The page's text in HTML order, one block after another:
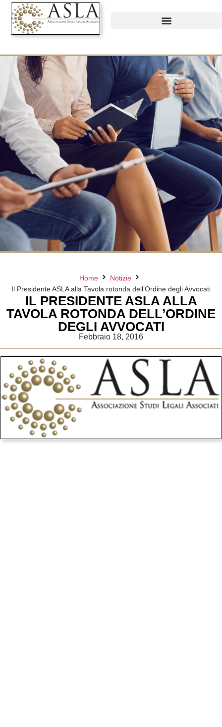
Home
Notizie
Il Presidente ASLA alla Tavola rotonda dell’Ordine degli Avvocati
IL PRESIDENTE ASLA ALLA
TAVOLA ROTONDA DELL’ORDINE
DEGLI AVVOCATI
Febbraio 18, 2016